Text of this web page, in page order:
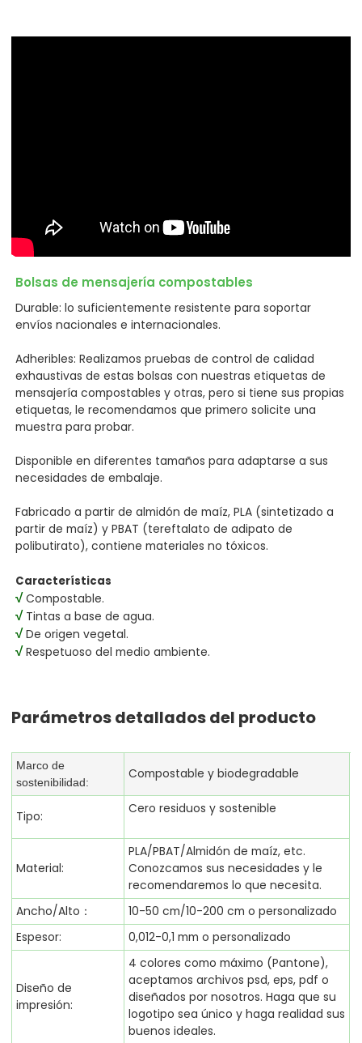
Bolsas de mensajería compostables
Durable: lo suficientemente resistente para soportar
envíos nacionales e internacionales.
Adheribles: Realizamos pruebas de control de calidad
exhaustivas de estas bolsas con nuestras etiquetas de
mensajería compostables y otras, pero si tiene sus propias
etiquetas, le recomendamos que primero solicite una
muestra para probar.
Disponible en diferentes tamaños para adaptarse a sus
necesidades de embalaje.
Fabricado a partir de almidón de maíz, PLA (sintetizado a
partir de maíz) y PBAT (tereftalato de adipato de
polibutirato), contiene materiales no tóxicos.
Características
√ Compostable.
√ Tintas a base de agua.
√ De origen vegetal.
√ Respetuoso del medio ambiente.
Parámetros detallados del producto
Marco de
sostenibilidad:
Compostable y biodegradable
Tipo:
Cero residuos y sostenible
Material:
PLA/PBAT/Almidón de maíz, etc.
Conozcamos sus necesidades y le
recomendaremos lo que necesita.
Ancho/Alto：
10-50 cm/10-200 cm o personalizado
Espesor:
0,012-0,1 mm o personalizado
Diseño de
impresión:
4 colores como máximo (Pantone),
aceptamos archivos psd, eps, pdf o
diseñados por nosotros. Haga que su
logotipo sea único y haga realidad sus
buenos ideales.